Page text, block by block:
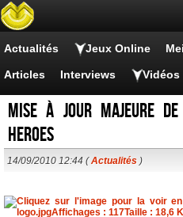
Actualités Jeux Online
Articles Interviews Vidéos
Mise à jour majeure
Heroes
14/09/2010 12:44 (Actualités )